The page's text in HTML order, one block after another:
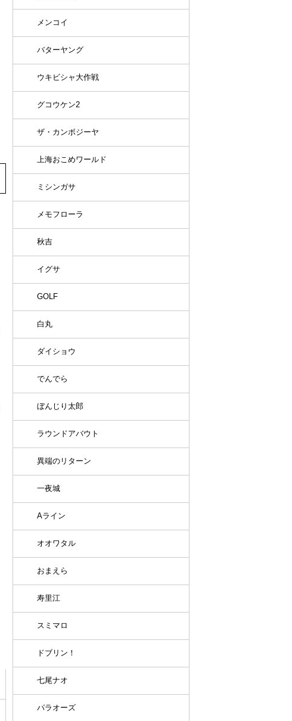
メンコイ
バターヤング
ウキビシャ大作戦
グコウケン2
ザ・カンボジーヤ
上海おこめワールド
ミシンガサ
メモフローラ
秋吉
イグサ
GOLF
白丸
ダイショウ
でんでら
ぼんじり太郎
ラウンドアバウト
異端のリターン
一夜城
Aライン
オオワタル
おまえら
寿里江
スミマロ
ドブリン！
七尾ナオ
パラオーズ